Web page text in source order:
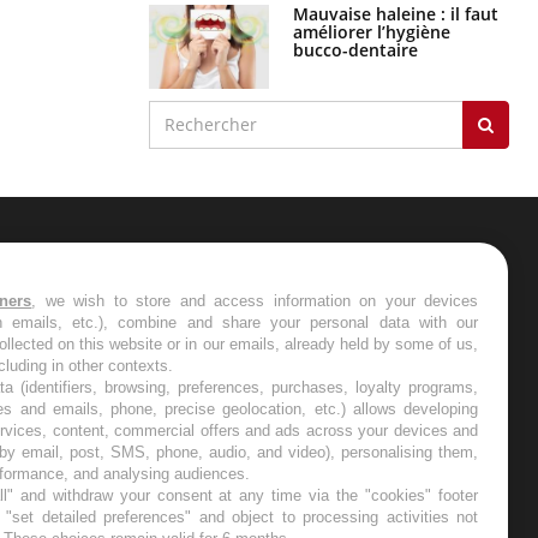
Mauvaise haleine : il faut
améliorer l’hygiène
bucco-dentaire
les semaines les meilleures
, we wish to store and access information on your devices
emails, etc.), combine and share your personal data with our
on this website or in our emails, already held by some of us,
in other contexts.
(identifiers, browsing, preferences, purchases, loyalty programs,
and emails, phone, precise geolocation, etc.) allows developing
content, commercial offers and ads across your devices and
email, post, SMS, phone, audio, and video), personalising them,
and analysing audiences.
and withdraw your consent at any time via the "cookies" footer
detailed preferences" and object to processing activities not